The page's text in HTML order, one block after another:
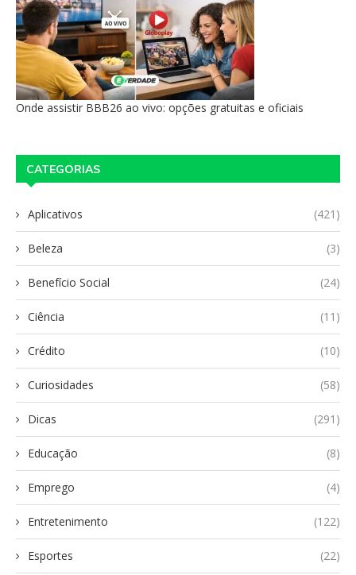
Onde assistir BBB26 ao vivo: opções gratuitas e oficiais
CATEGORIAS
Aplicativos (421)
Beleza (3)
Benefício Social (24)
Ciência (11)
Crédito (10)
Curiosidades (58)
Dicas (291)
Educação (8)
Emprego (4)
Entretenimento (122)
Esportes (22)